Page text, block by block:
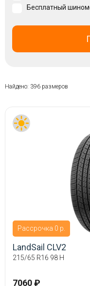
Вс:
9:00
Бесплатный
Найдено: 396 размеров
Рассрочка 0 р.
LandSail CLV2
215/65 R16 98 H
7060 ₽